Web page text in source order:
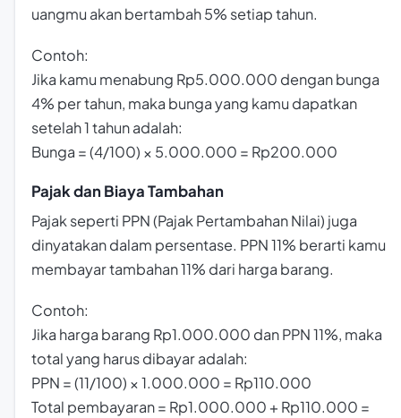
uangmu akan bertambah 5% setiap tahun.
Contoh:
Jika kamu menabung Rp5.000.000 dengan bunga
4% per tahun, maka bunga yang kamu dapatkan
setelah 1 tahun adalah:
Bunga = (4/100) × 5.000.000 = Rp200.000
Pajak dan Biaya Tambahan
Pajak seperti PPN (Pajak Pertambahan Nilai) juga
dinyatakan dalam persentase. PPN 11% berarti kamu
membayar tambahan 11% dari harga barang.
Contoh:
Jika harga barang Rp1.000.000 dan PPN 11%, maka
total yang harus dibayar adalah:
PPN = (11/100) × 1.000.000 = Rp110.000
Total pembayaran = Rp1.000.000 + Rp110.000 =